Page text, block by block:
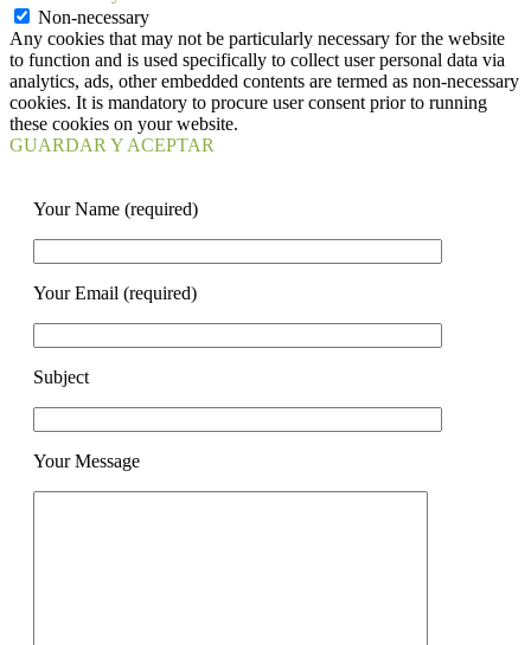
Non-necessary
Any cookies that may not be particularly necessary for the website
to function and is used specifically to collect user personal data via
analytics, ads, other embedded contents are termed as non-necessary
cookies. It is mandatory to procure user consent prior to running
these cookies on your website.
GUARDAR Y ACEPTAR
Your Name (required)
Your Email (required)
Subject
Your Message